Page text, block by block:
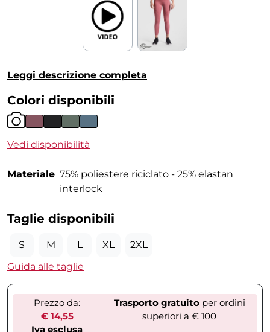
Leggi descrizione completa
Colori disponibili
Vedi disponibilità
Materiale 75% poliestere riciclato - 25% elastan
interlock
Taglie disponibili
S M L XL
2XL
Guida alle taglie
Prezzo da:
€ 14,55
Iva esclusa
Trasporto gratuitoper ordini
superiori a € 100